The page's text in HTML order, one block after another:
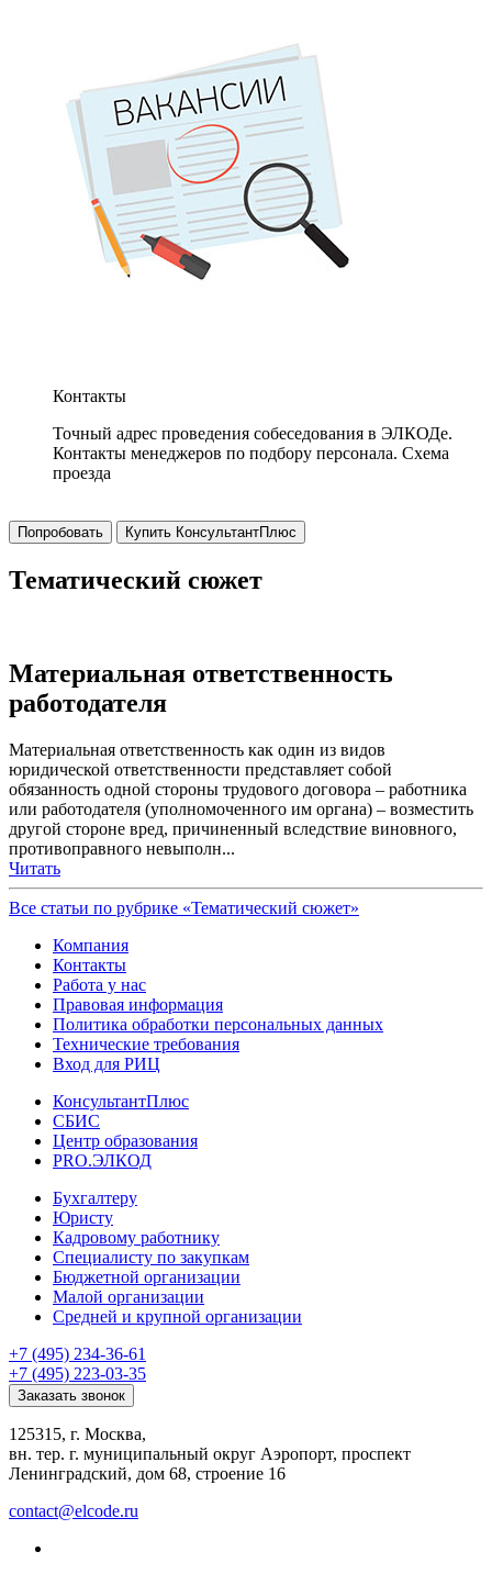
Контакты
Точный адрес проведения собеседования в ЭЛКОДе.
Контакты менеджеров по подбору персонала. Схема
проезда
Попробовать Купить КонсультантПлюс
Тематический сюжет
Материальная ответственность
работодателя
Материальная ответственность как один из видов
юридической ответственности представляет собой
обязанность одной стороны трудового договора – работника
или работодателя (уполномоченного им органа) – возместить
другой стороне вред, причиненный вследствие виновного,
противоправного невыполн...
Читать
Все статьи по рубрике «Тематический сюжет»
Компания
Контакты
Работа у нас
Правовая информация
Политика обработки персональных данных
Технические требования
Вход для РИЦ
КонсультантПлюс
СБИС
Центр образования
PRO.ЭЛКОД
Бухгалтеру
Юристу
Кадровому работнику
Специалисту по закупкам
Бюджетной организации
Малой организации
Средней и крупной организации
+7 (495) 234-36-61
+7 (495) 223-03-35
Заказать звонок
125315, г. Москва,
вн. тер. г. муниципальный округ Аэропорт, проспект
Ленинградский, дом 68, строение 16
contact@elcode.ru